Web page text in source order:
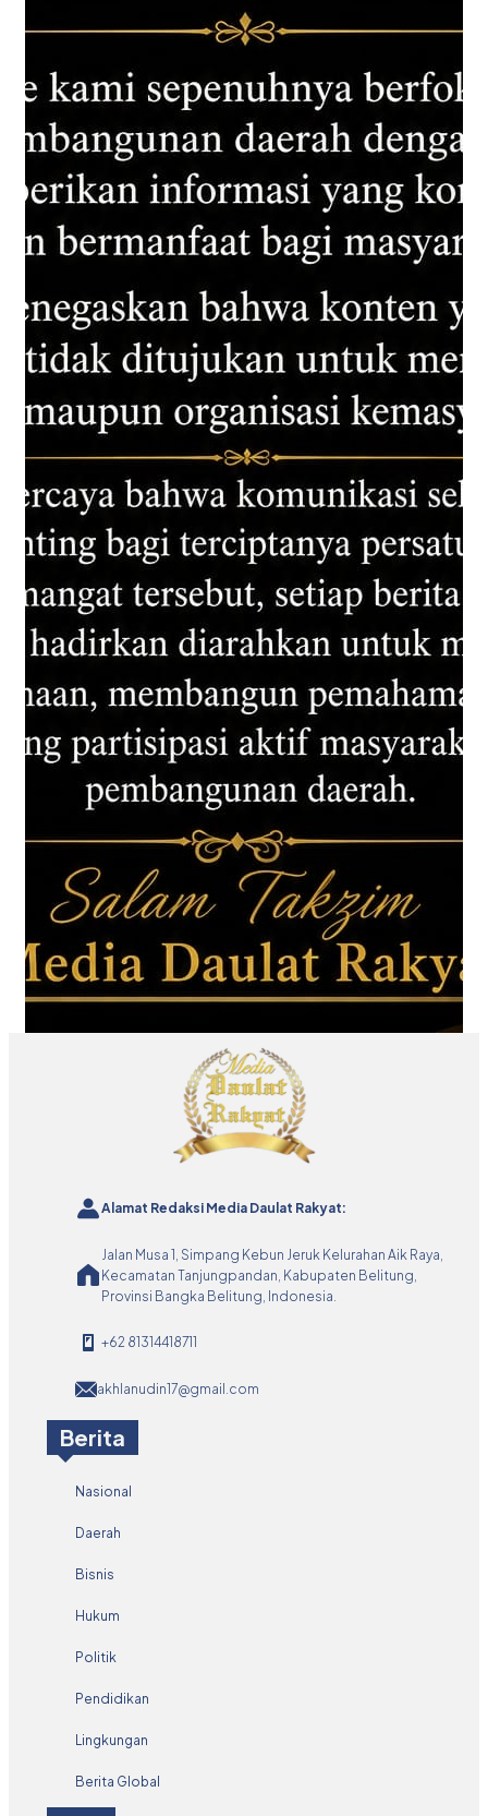
Alamat Redaksi Media Daulat Rakyat:
Jalan Musa 1, Simpang Kebun Jeruk Kelurahan Aik Raya,
Kecamatan Tanjungpandan, Kabupaten Belitung,
Provinsi Bangka Belitung, Indonesia.
+62 81314418711
akhlanudin17@gmail.com
Berita
Nasional
Daerah
Bisnis
Hukum
Politik
Pendidikan
Lingkungan
Berita Global